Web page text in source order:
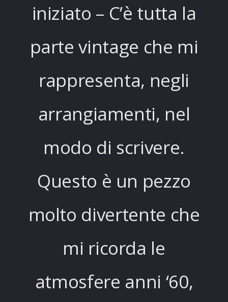
iniziato – C’è tutta la
parte vintage che mi
rappresenta, negli
arrangiamenti, nel
modo di scrivere.
Questo è un pezzo
molto divertente che
mi ricorda le
atmosfere anni ‘60,